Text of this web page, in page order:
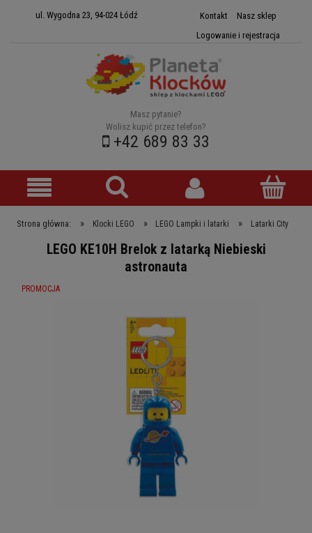
ul. Wygodna 23, 94-024 Łódź Kontakt
Nasz sklep
Logowanie i rejestracja
Masz pytanie?
Wolisz kupić przez telefon?
+42 689 83 33
Strona główna: » Klocki LEGO » LEGO Lampki i latarki » Latarki City
LEGO KE10H Brelok z latarką Niebieski
astronauta
PROMOCJA